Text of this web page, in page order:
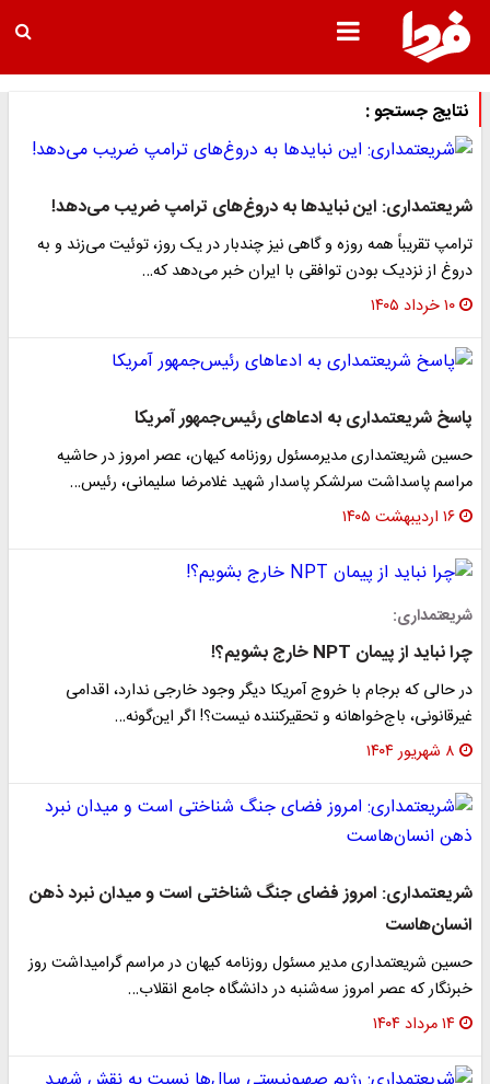
نتایج جستجو :
شریعتمداری: این نبایدها به دروغ‌های ترامپ ضریب می‌دهد!
ترامپ تقریباً همه روزه و گاهی نیز چندبار در یک روز، توئیت می‌زند و به
دروغ از نزدیک بودن توافقی با ایران خبر می‌دهد که…
۱۰ خرداد ۱۴۰۵
پاسخ شریعتمداری به ادعاهای رئیس‌جمهور آمریکا
حسین شریعتمداری مدیرمسئول روزنامه کیهان، عصر امروز در حاشیه
مراسم پاسداشت سرلشکر پاسدار شهید غلامرضا سلیمانی، رئیس…
۱۶ اردیبهشت ۱۴۰۵
شریعتمداری:
چرا نباید از پیمان NPT خارج بشویم؟!
در حالی که برجام با خروج آمریکا دیگر وجود خارجی ندارد، اقدامی
غیرقانونی، باج‌خواهانه و تحقیر‌کننده نیست؟! اگر این‌گونه…
۸ شهریور ۱۴۰۴
شریعتمداری: امروز فضای جنگ شناختی است و میدان نبرد ذهن
انسان‌هاست
حسین شریعتمداری مدیر مسئول روزنامه کیهان در مراسم گرامیداشت روز
خبرنگار که عصر امروز سه‌شنبه در دانشگاه جامع انقلاب…
۱۴ مرداد ۱۴۰۴